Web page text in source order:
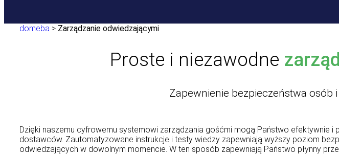
domeba > Zarządzanie odwiedzającymi
Proste i niezawodne
Zapewnienie bezpieczeństwa osób
Dzięki naszemu cyfrowemu systemowi zarządzania gośćmi mogą Państwo efektywnie
dostawców. Zautomatyzowane instrukcje i testy wiedzy zapewniają wyższy poziom
odwiedzających w dowolnym momencie. W ten sposób zapewniają Państwo płynny